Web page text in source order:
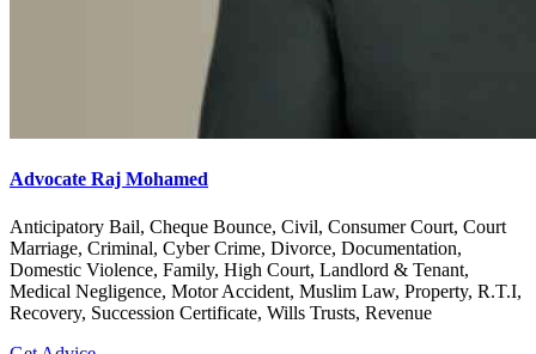
Advocate Raj Mohamed
Anticipatory Bail, Cheque Bounce, Civil, Consumer Court, Court
Marriage, Criminal, Cyber Crime, Divorce, Documentation,
Domestic Violence, Family, High Court, Landlord & Tenant,
Medical Negligence, Motor Accident, Muslim Law, Property, R.T.I,
Recovery, Succession Certificate, Wills Trusts, Revenue